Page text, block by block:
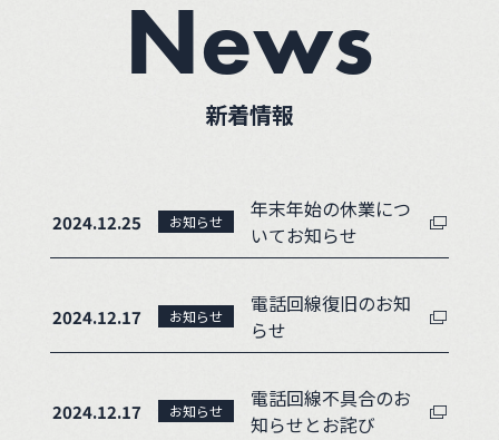
News
新着情報
2024.12.25 お知らせ
年末年始の休業につ
いてお知らせ
2024.12.17 お知らせ
電話回線復旧のお知
らせ
2024.12.17 お知らせ
電話回線不具合のお
知らせとお詫び